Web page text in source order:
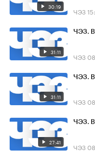
30:19 ЧЭЗ
31:11
ЧЭЗ.
ЧЭЗ
31:11
ЧЭЗ.
ЧЭЗ
27:41
ЧЭЗ.
ЧЭЗ